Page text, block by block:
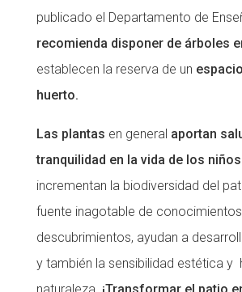
publicado el Departamento de
recomienda disponer de árboles
establecen la reserva de un
huerto.
Las plantas en general aportan
tranquilidad en la vida de los
incrementan la biodiversidad del
fuente inagotable de
descubrimientos, ayudan a
y también la sensibilidad estética y